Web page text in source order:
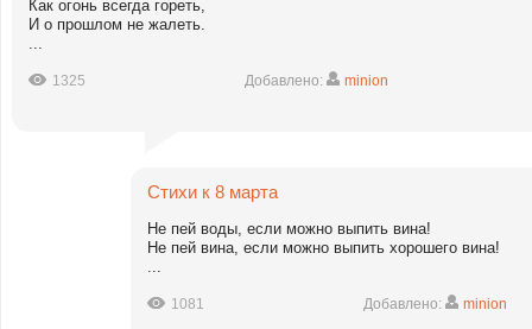
Как огонь всегда гореть,
И о прошлом не жалеть.
...
1325 Добавлено: minion
Стихи к 8 марта
Не пей воды, если можно выпить вина!
Не пей вина, если можно выпить хорошего вина!
...
1081 Добавлено: minion